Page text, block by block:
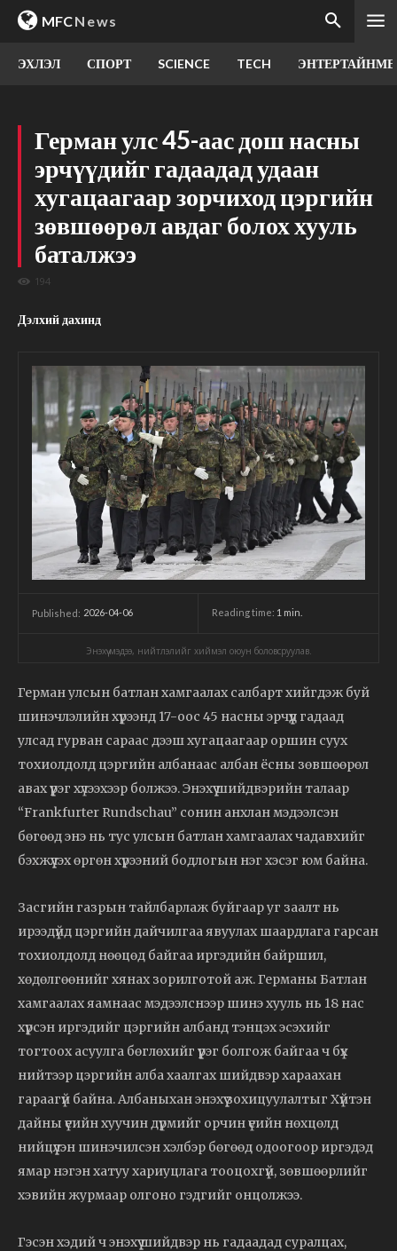
MFCNews
ЭХЛЭЛ СПОРТ SCIENCE TECH
Герман улс 45-аас дош насны
эрчүүдийг гадаадад удаан
хугацаагаар зорчиход цэргийн
зөвшөөрөл авдаг болох хууль
баталжээ
194
Дэлхий дахинд
Published: 2026-04-06 Reading time: 1 min.
Энэхүү мэдээ, нийтлэлийг хиймэл оюун боловсруулав.
Герман улсын батлан хамгаалах салбарт хийгдэж буй
шинэчлэлийн хүрээнд 17-оос 45 насны эрчүүд гадаад
улсад гурван сараас дээш хугацаагаар оршин суух
тохиолдолд цэргийн албанаас албан ёсны зөвшөөрөл
авах үүрэг хүлээхээр болжээ. Энэхүү шийдвэрийн талаар
“Frankfurter Rundschau” сонин анхлан мэдээлсэн
бөгөөд энэ нь тус улсын батлан хамгаалах чадавхийг
бэхжүүлэх өргөн хүрээний бодлогын нэг хэсэг юм байна.
Засгийн газрын тайлбарлаж буйгаар уг заалт нь
ирээдүйд цэргийн дайчилгаа явуулах шаардлага гарсан
тохиолдолд нөөцөд байгаа иргэдийн байршил,
хөдөлгөөнийг хянах зорилготой аж. Германы Батлан
хамгаалах яамнаас мэдээлснээр шинэ хууль нь 18 нас
хүрсэн иргэдийг цэргийн албанд тэнцэх эсэхийг
тогтоох асуулга бөглөхийг үүрэг болгож байгаа ч бүх
нийтээр цэргийн алба хаалгах шийдвэр хараахан
гараагүй байна. Албаныхан энэхүү зохицуулалтыг Хүйтэн
дайны үеийн хуучин дүрмийг орчин үеийн нөхцөлд
нийцүүлэн шинэчилсэн хэлбэр бөгөөд одоогоор иргэдэд
ямар нэгэн хатуу хариуцлага тооцохгүй, зөвшөөрлийг
хэвийн журмаар олгоно гэдгийг онцолжээ.
Гэсэн хэдий ч энэхүү шийдвэр нь гадаадад суралцах,